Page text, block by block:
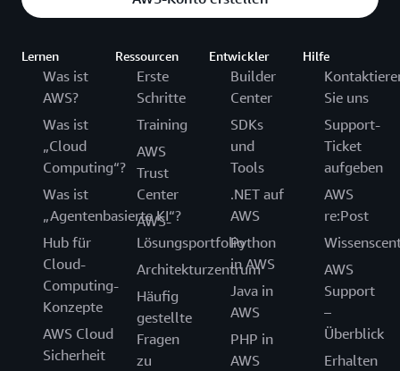
Lernen
Was ist
AWS?
Was ist
„Cloud
Computing“?
Was ist
„Agentenbasierte KI“?
Hub für
Cloud-
Computing-
Konzepte
AWS Cloud
Sicherheit
Ressourcen
Erste
Schritte
Training
AWS
Trust
Center
AWS-
Lösungsportfolio
Architekturzentrum
Häufig
gestellte
Fragen
zu
Entwickler
Builder
Center
SDKs
und
Tools
.NET auf
AWS
Python
in AWS
Java in
AWS
PHP in
AWS
Hilfe
Sie uns
Support-
Ticket
aufgeben
AWS
re:Post
AWS
Support
–
Überblick
Erhalten